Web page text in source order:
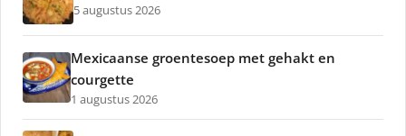
5 augustus 2026
Mexicaanse groentesoep met gehakt en
courgette
1 augustus 2026